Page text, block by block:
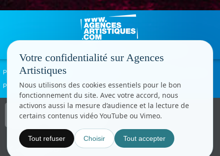
Politique de confidentialité
Paramètres cookies
Copyright © CC.Comunication
Tous droits réservés
Votre confidentialité sur Agences
Artistiques
Nous utilisons des cookies essentiels pour le bon
fonctionnement du site. Avec votre accord, nous
activons aussi la mesure d’audience et la lecture de
certains contenus vidéo YouTube ou Vimeo.
Tout refuser Choisir Tout accepter